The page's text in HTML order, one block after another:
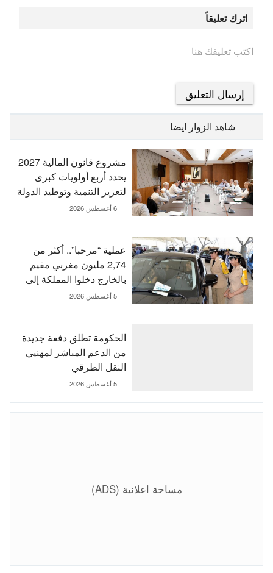
اترك تعليقاً
اكتب تعليقك هنا
شاهد الزوار ايضا
مشروع قانون المالية 2027
يحدد أربع أولويات كبرى
لتعزيز التنمية وتوطيد الدولة
الاجتماعية
6 أغسطس 2026
عملية “مرحبا”.. أكثر من
2,74 مليون مغربي مقيم
بالخارج دخلوا المملكة إلى
غاية 3 غشت
5 أغسطس 2026
الحكومة تطلق دفعة جديدة
من الدعم المباشر لمهنيي
النقل الطرقي
5 أغسطس 2026
مساحة اعلانية (ADS)